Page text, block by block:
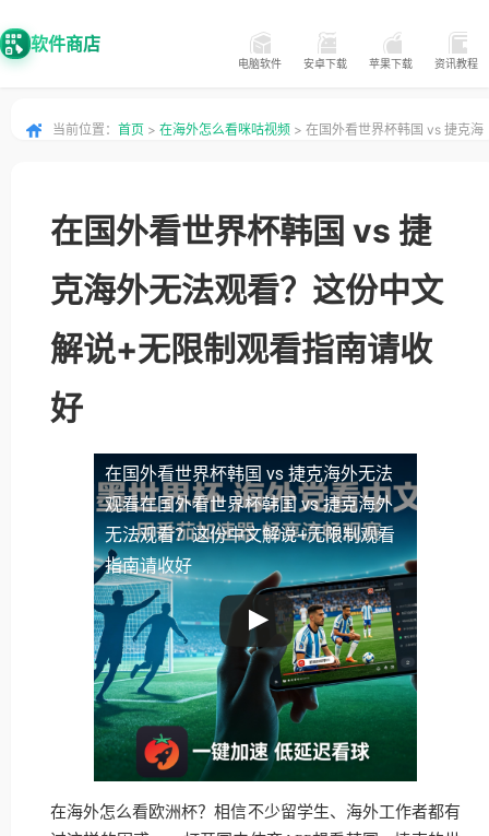
软件商店
电脑软件 安卓下载 苹果下载 资讯教程
当前位置： 首页 > 在海外怎么看咪咕视频 > 在国外看世界杯韩国 vs 捷克海
在国外看世界杯韩国 vs 捷
克海外无法观看？这份中文
解说+无限制观看指南请收
好
在国外看世界杯韩国 vs 捷克海外无法
观看在国外看世界杯韩国 vs 捷克海外
无法观看？这份中文解说+无限制观看
指南请收好
在海外怎么看欧洲杯？相信不少留学生、海外工作者都有